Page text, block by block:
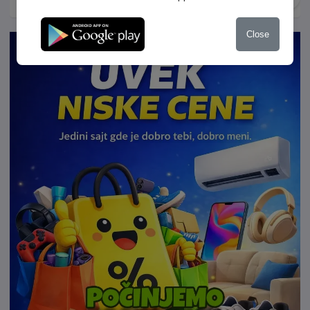
Fahrer-/Beifahrerseite, Beifahrerairbag abschaltbar, Ambiente-
Beleuchtung weiß, Antriebs-Schlupfregelung (ASR),
Automatische Fahrlichtschaltung (ALS) mit Leaving Home /
Coming-Home-Lichtfunktion, Außenspiegel und Türgriffe
außen in Wagenfarbe, Außenspiegel lackiert, Türgriffe außen
Wagenfarbe, Bremsenergierückgewinnung, Chrom-Paket 2,
Chromeinfassung Fensterheberschalter / Spiegelverstellung,
Einparkhilfe vorn und hinten, Fensterheber elektrisch vorn und
hinten, Frontscheibe Verbundglas getönt, Funkschlüssel (2)
klappbar, Fußmatten Textil, Fußraumbeleuchtung vorn LED,
Gepäckraumabdeckung / Rollo, Gepäckraumbeleuchtung,
Geschwindigkeits-Begrenzeranlage, Handbremshebelgriff
Leder, Heckleuchten dunkelrot, Heckscheibenwischer,
Innenausstattung: Dekoreinlagen Deep Iron Metallic,
Innenleuchten LED, Isofix-Aufnahmen für Kindersitz an
Rücksitze (inkl. i-Size-Kindersitze), Karosserie: 5-türig,
Kennzeichenbeleuchtung LED, Kopf-Airbag-System vorn und
hinten inkl. Seitenairbag vorn, Kopfstützen hinten (3-fach),
Kühlergrill schwarz mit Chromleiste, Lenksäule (Lenkrad)
Close